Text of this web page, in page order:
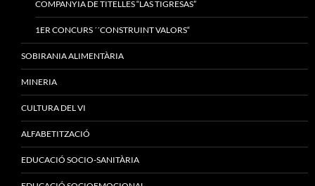
COMPANYIA DE TITELLES “LAS TIGRESAS”
1ER CONCURS ´´CONSTRUINT VALORS“
SOBIRANIA ALIMENTÀRIA
MINERIA
CULTURA DEL VI
ALFABETITZACIÓ
EDUCACIÓ SOCIO-SANITÀRIA